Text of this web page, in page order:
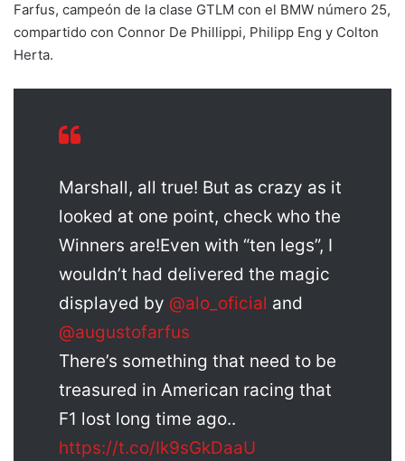
Farfus, campeón de la clase GTLM con el BMW número 25,
compartido con Connor De Phillippi, Philipp Eng y Colton
Herta.
Marshall, all true! But as crazy as it
looked at one point, check who the
Winners are!Even with “ten legs”, I
wouldn’t had delivered the magic
displayed by @alo_oficial and
@augustofarfus
There’s something that need to be
treasured in American racing that
F1 lost long time ago..
https://t.co/Ik9sGkDaaU